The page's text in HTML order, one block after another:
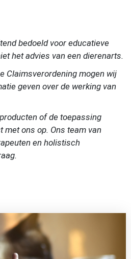
bedoeld voor educatieve
het advies van een dierenarts.
Claimsverordening mogen wij
geven over de werking van
of de toepassing
met ons op. Ons team van
en holistisch